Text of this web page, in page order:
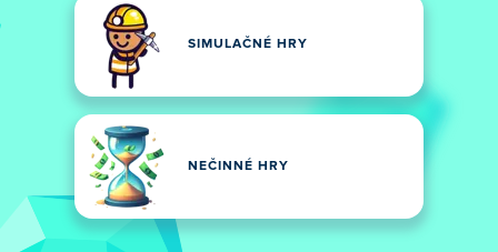
SIMULAČNÉ HRY
NEČINNÉ HRY